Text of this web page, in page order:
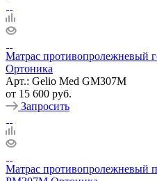
Матрас противопролежневый
Ортоника
Арт.: Gelio Med GM307M
от 15 600 руб.
Запросить
Матрас противопролежневый